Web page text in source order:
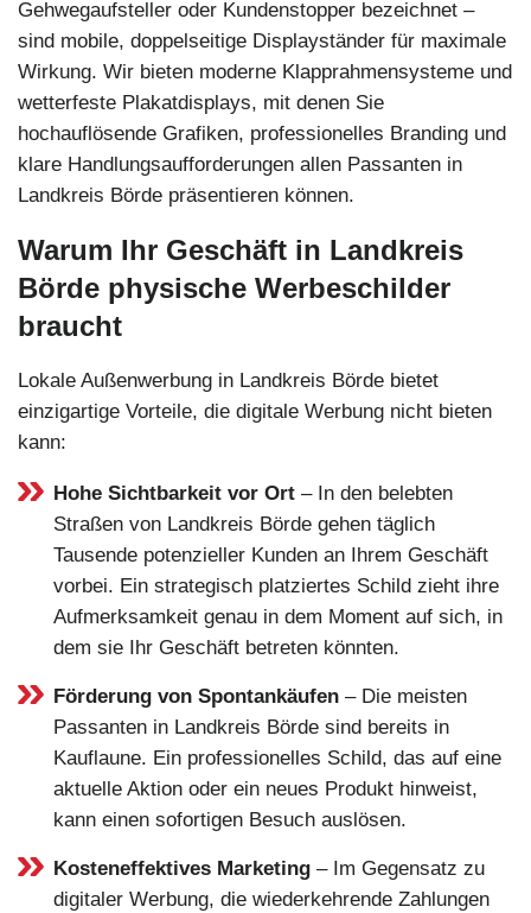
Gehwegaufsteller oder Kundenstopper bezeichnet –
sind mobile, doppelseitige Displayständer für maximale
Wirkung. Wir bieten moderne Klapprahmensysteme und
wetterfeste Plakatdisplays, mit denen Sie
hochauflösende Grafiken, professionelles Branding und
klare Handlungsaufforderungen allen Passanten in
Landkreis Börde präsentieren können.
Warum Ihr Geschäft in Landkreis
Börde physische Werbeschilder
braucht
Lokale Außenwerbung in Landkreis Börde bietet
einzigartige Vorteile, die digitale Werbung nicht bieten
kann:
Hohe Sichtbarkeit vor Ort – In den belebten
Straßen von Landkreis Börde gehen täglich
Tausende potenzieller Kunden an Ihrem Geschäft
vorbei. Ein strategisch platziertes Schild zieht ihre
Aufmerksamkeit genau in dem Moment auf sich, in
dem sie Ihr Geschäft betreten könnten.
Förderung von Spontankäufen – Die meisten
Passanten in Landkreis Börde sind bereits in
Kauflaune. Ein professionelles Schild, das auf eine
aktuelle Aktion oder ein neues Produkt hinweist,
kann einen sofortigen Besuch auslösen.
Kosteneffektives Marketing – Im Gegensatz zu
digitaler Werbung, die wiederkehrende Zahlungen